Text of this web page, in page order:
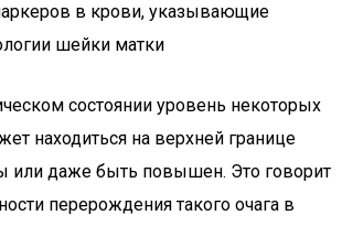
в крови, указывающие
шейки матки
состоянии уровень некоторых
находиться на верхней границе
или даже быть повышен. Это говорит
перерождения такого очага в